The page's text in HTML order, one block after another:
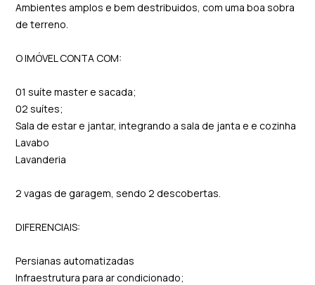
Ambientes amplos e bem destribuidos, com uma boa sobra
de terreno.
O IMÓVEL CONTA COM:
01 suíte master e sacada;
02 suítes;
Sala de estar e jantar, integrando a sala de janta e e cozinha
Lavabo
Lavanderia
2 vagas de garagem, sendo 2 descobertas.
DIFERENCIAIS:
Persianas automatizadas
Infraestrutura para ar condicionado;